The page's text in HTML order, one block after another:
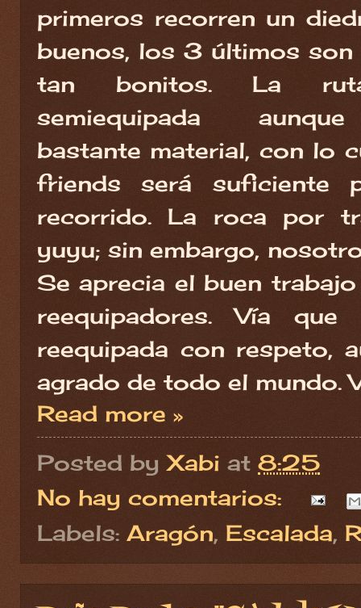
primeros recorren un
buenos, los 3 últimos
tan bonitos. La
semiequipada
bastante material, con lo
friends será suficiente
recorrido. La roca por
yuyu; sin embargo,
Se aprecia el buen
reequipadores. Vía
reequipada con respeto,
agrado de todo el mundo.
Read more »
Posted byXabi at 8:25
No hay comentarios:
Labels: Aragón, Escalada,